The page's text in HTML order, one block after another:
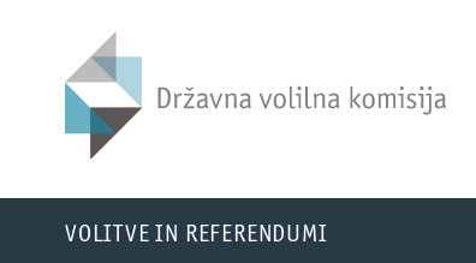
DVK
VOLITVE IN REFERENDUMI